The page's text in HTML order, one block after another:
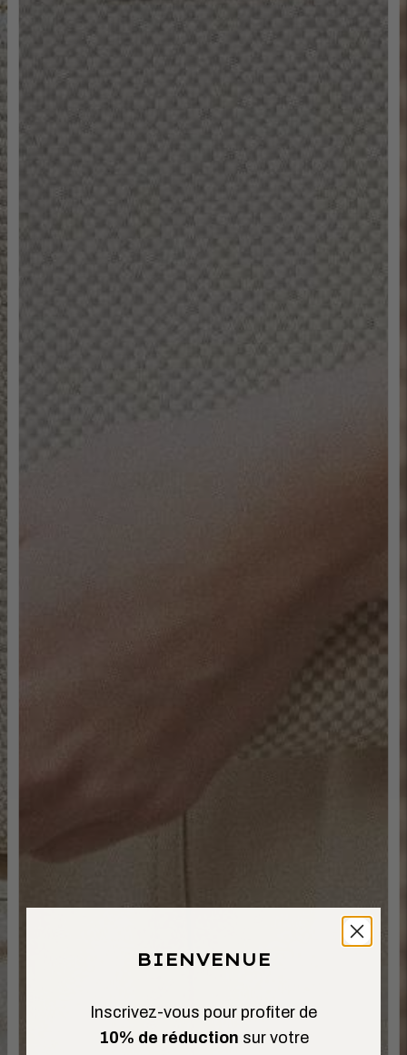
BIENVENUE
Inscrivez-vous pour profiter de
10% de réduction sur votre